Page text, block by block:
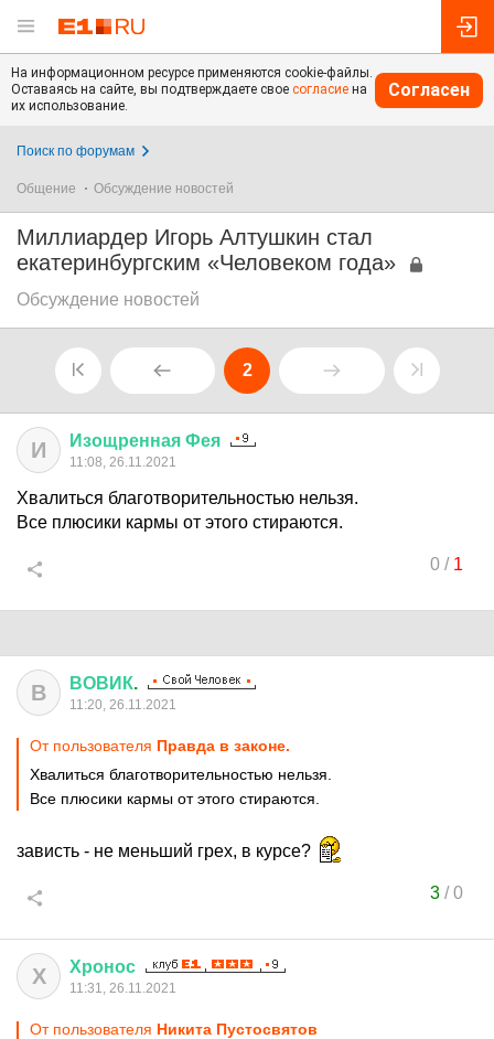
На информационном ресурсе применяются cookie-файлы.
Оставаясь на сайте, вы подтверждаете свое согласие на
их использование.
Согласен
Поиск по форумам
Общение Обсуждение новостей
Миллиардер Игорь Алтушкин стал
екатеринбургским «Человеком года»
Обсуждение новостей
2
И Изощренная Фея
11:08, 26.11.2021
Хвалиться благотворительностью нельзя.
Все плюсики кармы от этого стираются.
0/ 1
В ВОВИК.
11:20, 26.11.2021
От пользователя Правда в законе.
Хвалиться благотворительностью нельзя.
Все плюсики кармы от этого стираются.
зависть - не меньший грех, в курсе?
3/0
Х Хронос
11:31, 26.11.2021
От пользователя Никита Пустосвятов